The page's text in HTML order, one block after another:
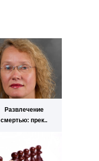
Развлечение
смертью: прек..